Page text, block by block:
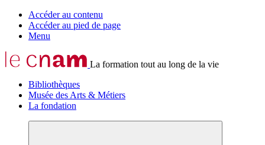
Accéder au contenu
Accéder au pied de page
Menu
La formation tout au long de la vie
Bibliothèques
Musée des Arts & Métiers
La fondation